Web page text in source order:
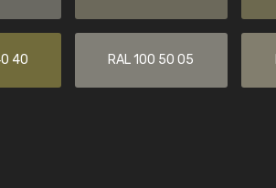
40 RAL 100 50 05